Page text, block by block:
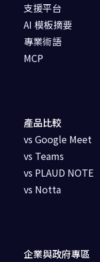
支援平台
AI 模板摘要
專業術語
MCP
企業與政府專區
產品比較
vs Google Meet
vs Teams
vs PLAUD NOTE
vs Notta